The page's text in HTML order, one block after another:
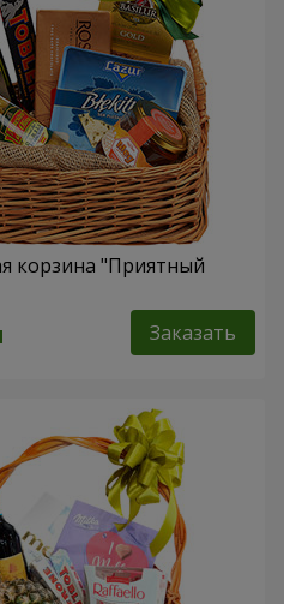
корзина "Приятный
Заказать